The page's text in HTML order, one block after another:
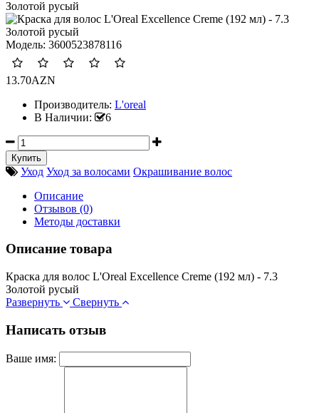
Модель: 3600523878116
13.70AZN
Производитель: L'oreal
В Наличии:
6
Уход Уход за волосами Окрашивание волос
Описание
Отзывов (0)
Методы доставки
Описание товара
Краска для волос L'Oreal Excellence Creme (192 мл) - 7.3
Золотой русый
Развернуть
Свернуть
Написать отзыв
Ваше имя: